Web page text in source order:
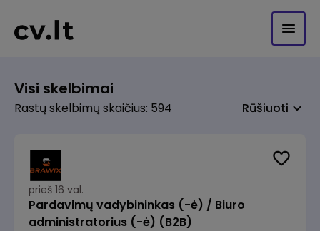
Visi skelbimai
Rastų skelbimų skaičius: 594 Rūšiuoti
prieš 16 val.
Pardavimų vadybininkas (-ė) / Biuro
administratorius (-ė) (B2B)